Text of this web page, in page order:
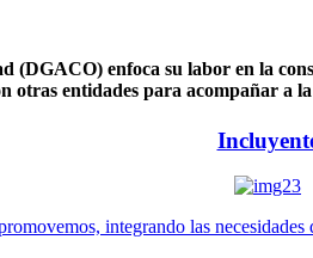
(DGACO) enfoca su labor en la
otras entidades para acompañar a
integrando las